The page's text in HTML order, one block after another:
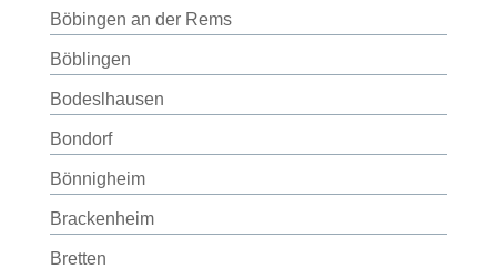
Böbingen an der Rems
Böblingen
Bodeslhausen
Bondorf
Bönnigheim
Brackenheim
Bretten